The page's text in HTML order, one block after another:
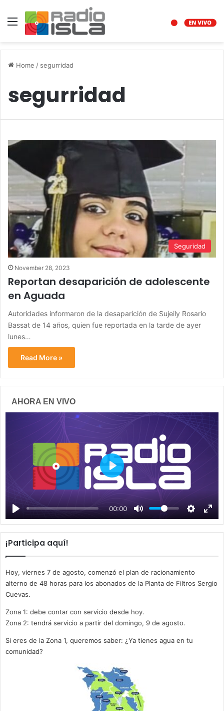
Menu
Home / segurridad
segurridad
Seguridad
November 28, 2023
Reportan desaparición de adolescente
en Aguada
Autoridades informaron de la desaparición de Sujeily Rosario
Bassat de 14 años, quien fue reportada en la tarde de ayer
lunes…
Read More »
AHORA EN VIVO
00:00
P
a
y
¡Participa aquí!
Hoy, viernes 7 de agosto, comenzó el plan de racionamiento
alterno de 48 horas para los abonados de la Planta de Filtros Sergio
Cuevas.
Zona 1: debe contar con servicio desde hoy.
Zona 2: tendrá servicio a partir del domingo, 9 de agosto.
Si eres de la Zona 1, queremos saber: ¿Ya tienes agua en tu
comunidad?